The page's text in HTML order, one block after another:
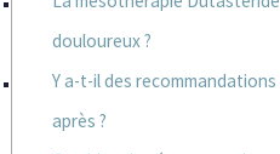
douloureux ?
Y a-t-il des
après ?